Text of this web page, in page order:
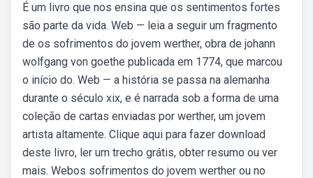
É um livro que nos ensina que os sentimentos fortes
são parte da vida. Web — leia a seguir um fragmento
de os sofrimentos do jovem werther, obra de johann
wolfgang von goethe publicada em 1774, que marcou
o início do. Web — a história se passa na alemanha
durante o século xix, e é narrada sob a forma de uma
coleção de cartas enviadas por werther, um jovem
artista altamente. Clique aqui para fazer download
deste livro, ler um trecho grátis, obter resumo ou ver
mais. Webos sofrimentos do jovem werther ou no